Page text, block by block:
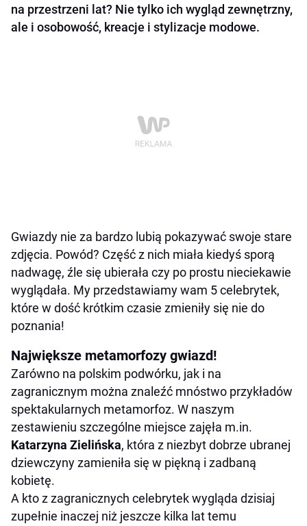
na przestrzeni lat? Nie tylko ich wygląd zewnętrzny,
ale i osobowość, kreacje i stylizacje modowe.
Gwiazdy nie za bardzo lubią pokazywać swoje stare
zdjęcia. Powód? Część z nich miała kiedyś sporą
nadwagę, źle się ubierała czy po prostu nieciekawie
wyglądała. My przedstawiamy wam 5 celebrytek,
które w dość krótkim czasie zmieniły się nie do
poznania!
Największe metamorfozy gwiazd!
Zarówno na polskim podwórku, jak i na
zagranicznym można znaleźć mnóstwo przykładów
spektakularnych metamorfoz. W naszym
zestawieniu szczególne miejsce zajęła m.in.
Katarzyna Zielińska, która z niezbyt dobrze ubranej
dziewczyny zamieniła się w piękną i zadbaną
kobietę.
A kto z zagranicznych celebrytek wygląda dzisiaj
zupełnie inaczej niż jeszcze kilka lat temu